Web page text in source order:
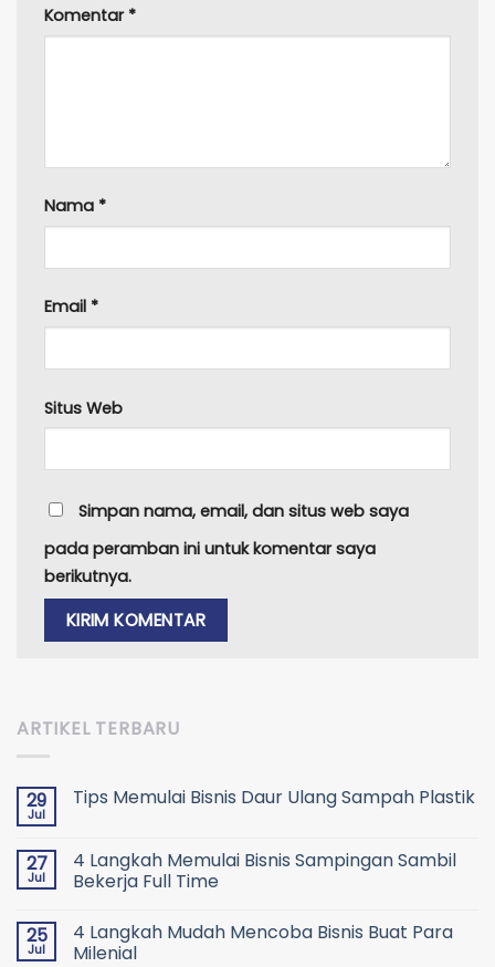
Komentar *
Nama *
Email *
Situs Web
Simpan nama, email, dan situs web saya
pada peramban ini untuk komentar saya
berikutnya.
ARTIKEL TERBARU
29
Jul
Tips Memulai Bisnis Daur Ulang Sampah Plastik
27
Jul
4 Langkah Memulai Bisnis Sampingan Sambil
Bekerja Full Time
25
Jul
4 Langkah Mudah Mencoba Bisnis Buat Para
Milenial